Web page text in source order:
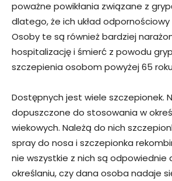
poważne powikłania związane z
dlatego, że ich układ
Osoby te są również bardziej
hospitalizację i śmierć z powodu
szczepienia osobom powyżej 65
Dostępnych jest wiele szczepionek.
dopuszczone do stosowania w
wiekowych. Należą do nich
spray do nosa i szczepionka
nie wszystkie z nich są odpowiednie
określaniu, czy dana osoba nadaje